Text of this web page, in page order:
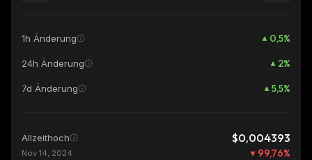
1h Änderung 0,5%
24h Änderung 2%
7d Änderung 5,5%
Allzeithoch $0,004393
Nov 14, 2024 99,76%